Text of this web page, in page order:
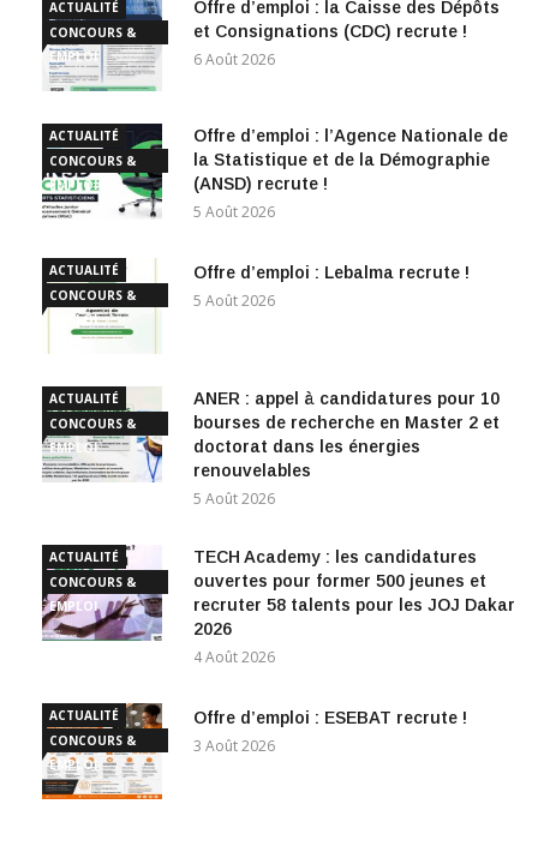
ACTUALITÉ
CONCOURS &
EMPLOI
Offre d’emploi : la Caisse des Dépôts
et Consignations (CDC) recrute !
6 Août 2026
ACTUALITÉ
CONCOURS &
EMPLOI
Offre d’emploi : l’Agence Nationale de
la Statistique et de la Démographie
(ANSD) recrute !
5 Août 2026
ACTUALITÉ
CONCOURS &
EMPLOI
Offre d’emploi : Lebalma recrute !
5 Août 2026
ACTUALITÉ
CONCOURS &
EMPLOI
ANER : appel à candidatures pour 10
bourses de recherche en Master 2 et
doctorat dans les énergies
renouvelables
5 Août 2026
ACTUALITÉ
CONCOURS &
EMPLOI
TECH Academy : les candidatures
ouvertes pour former 500 jeunes et
recruter 58 talents pour les JOJ Dakar
2026
4 Août 2026
ACTUALITÉ
CONCOURS &
EMPLOI
Offre d’emploi : ESEBAT recrute !
3 Août 2026